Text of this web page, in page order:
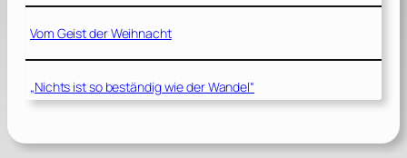
Vom Geist der Weihnacht
„Nichts ist so beständig wie der Wandel“